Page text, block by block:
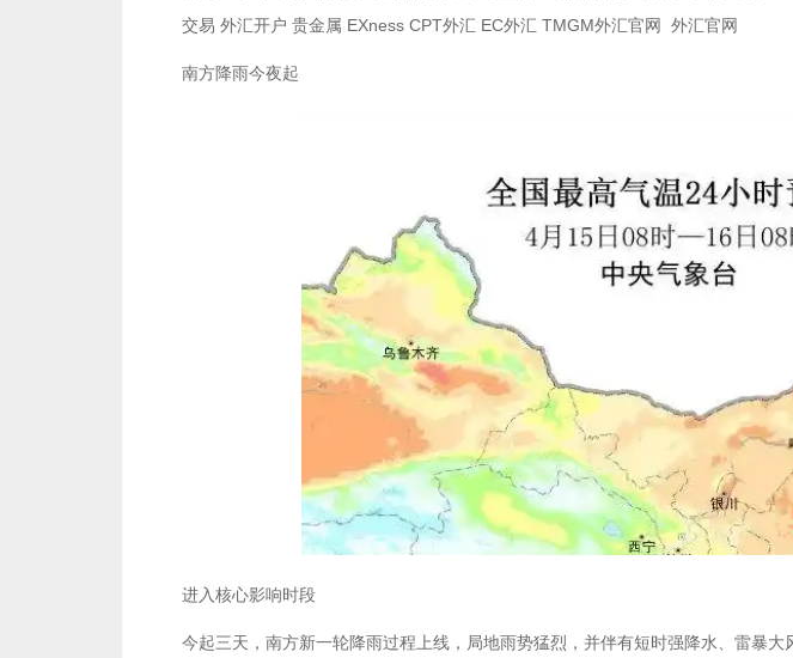
交易 外汇开户 贵金属 EXness CPT外汇 EC外汇 TMGM外汇官网 外汇官网
南方降雨今夜起
进入核心影响时段
今起三天，南方新一轮降雨过程上线，局地雨势猛烈，并伴有短时强降水、雷暴